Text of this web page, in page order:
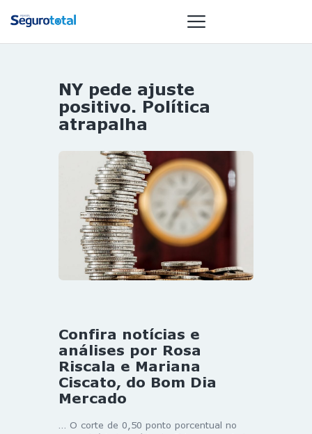
NOTÍCIAS
REVISTA
GAIVOTA DE
OURO
ST SUMMIT
MULHERES
GESTORAS
HOMEST
HOME
NY pede ajuste
positivo. Política
atrapalha
Confira notícias e
análises por Rosa
Riscala e Mariana
Ciscato, do Bom Dia
Mercado
… O corte de 0,50 ponto porcentual no